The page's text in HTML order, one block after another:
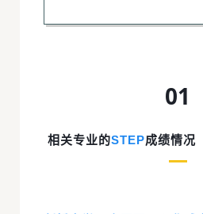
01
相关专业的STEP成绩情况